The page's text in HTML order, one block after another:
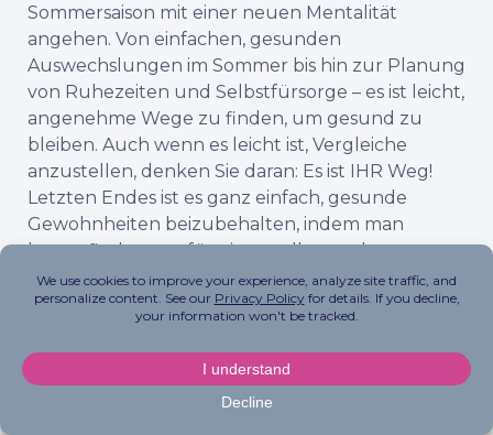
Sommersaison mit einer neuen Mentalität
angehen. Von einfachen, gesunden
Auswechslungen im Sommer bis hin zur Planung
von Ruhezeiten und Selbstfürsorge – es ist leicht,
angenehme Wege zu finden, um gesund zu
bleiben. Auch wenn es leicht ist, Vergleiche
anzustellen, denken Sie daran: Es ist IHR Weg!
Letzten Endes ist es ganz einfach, gesunde
Gewohnheiten beizubehalten, indem man
herausfindet, was für einen selbst am besten
funktioniert (und sich am besten anfühlt). Auf
den gesündesten Sommer aller Zeiten!